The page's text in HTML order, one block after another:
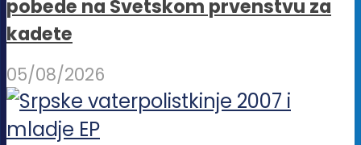
pobede na Svetskom prvenstvu za
kadete
05/08/2026